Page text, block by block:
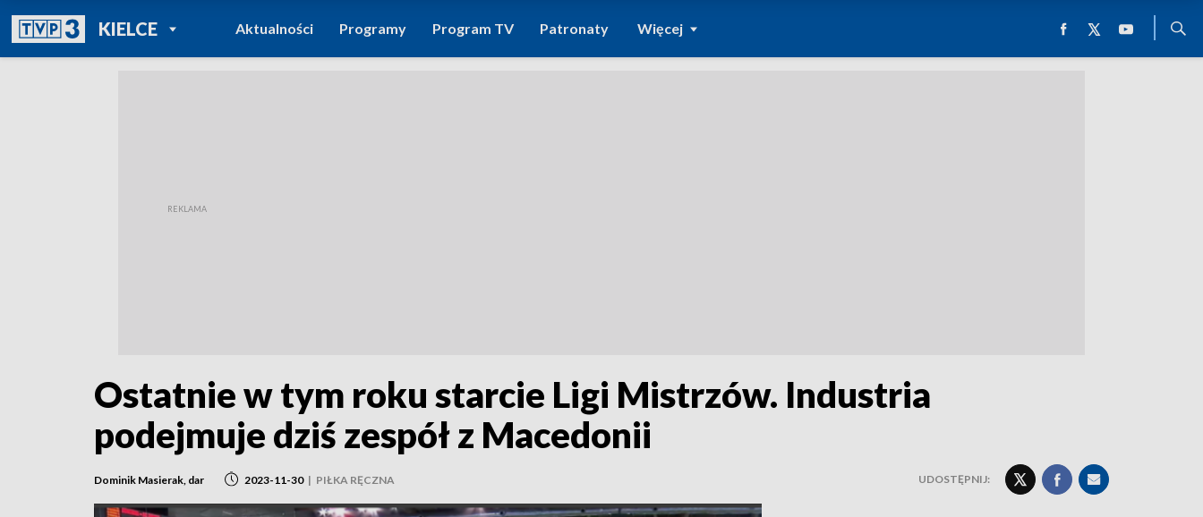
KIELCEPOWRÓT DO
TVP REGIONY
Aktualności Programy Program TV Patronaty Więcej
Ostatnie w tym roku starcie Ligi Mistrzów. Industria
podejmuje dziś zespół z Macedonii
Dominik Masierak, dar 2023-11-30 | PIŁKA RĘCZNA UDOSTĘPNIJ: